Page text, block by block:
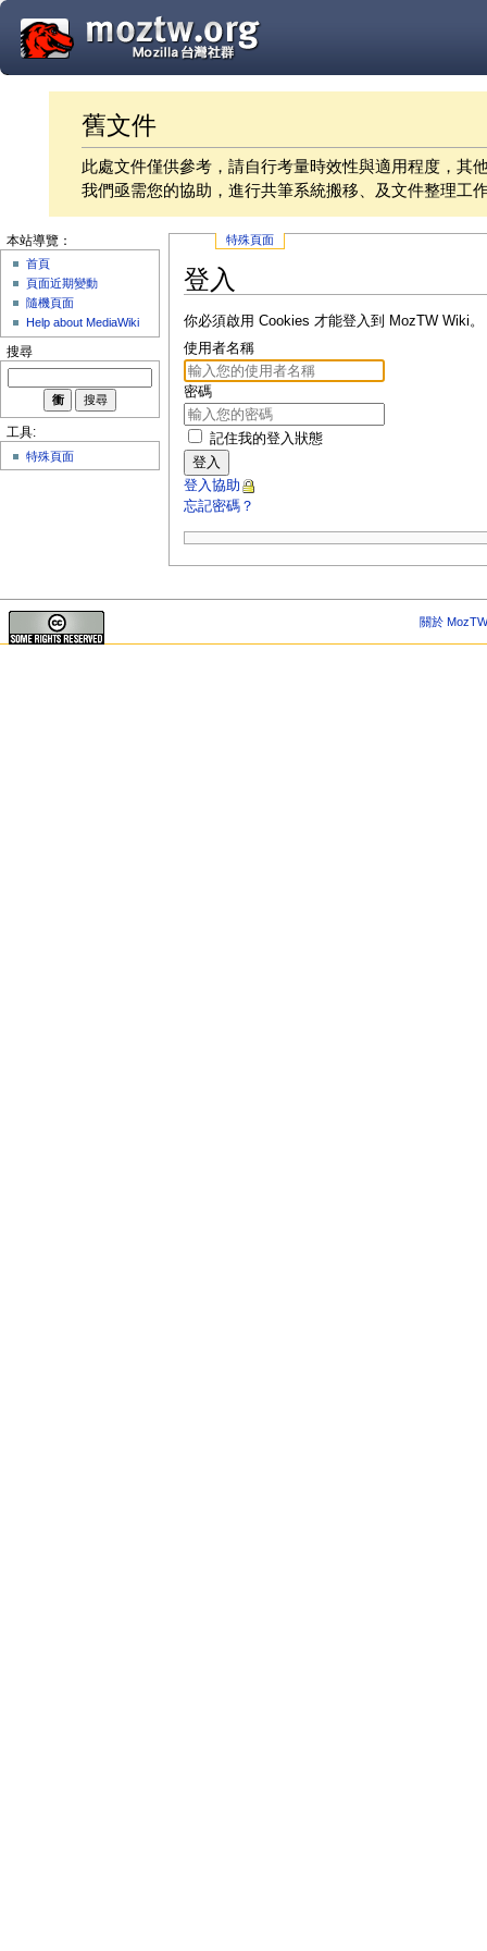
舊文件
此處文件僅供參考，請自行考量時效性與適用程度，其
我們亟需您的協助，進行共筆系統搬移、及文件整理工
特殊頁面
登入
你必須啟用 Cookies 才能登入到 MozTW Wiki。
使用者名稱
密碼
記住我的登入狀態
登入
登入協助
忘記密碼？
本站導覽：
首頁
頁面近期變動
隨機頁面
Help about MediaWiki
搜尋
工具:
特殊頁面
關於